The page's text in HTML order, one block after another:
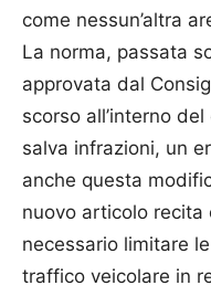
come nessun’altra
La norma, passata
approvata dal
scorso all’interno
salva infrazioni, un
anche questa
nuovo articolo recita
necessario limitare
traffico veicolare in